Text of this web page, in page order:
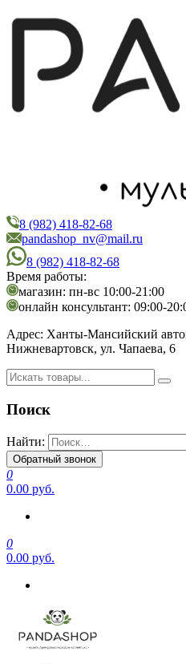
PandaShop
Интернет-магазин косметики
8 (982) 418-82-68
pandashop_nv@mail.ru
8 (982) 418-82-68
Время работы:
магазин: пн-вс 10:00-21:00
онлайн консультант: 09:00-
Адрес: Ханты-Мансийский
Нижневартовск, ул. Чапаева, 6
Поиск
Найти:
Обратный звонок
0
0.00 руб.
0
0.00 руб.